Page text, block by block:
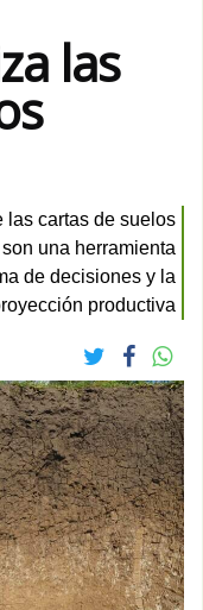
las
las cartas de suelos
una herramienta
de decisiones y la
productiva